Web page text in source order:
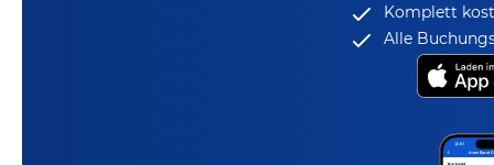
Komplett
Alle